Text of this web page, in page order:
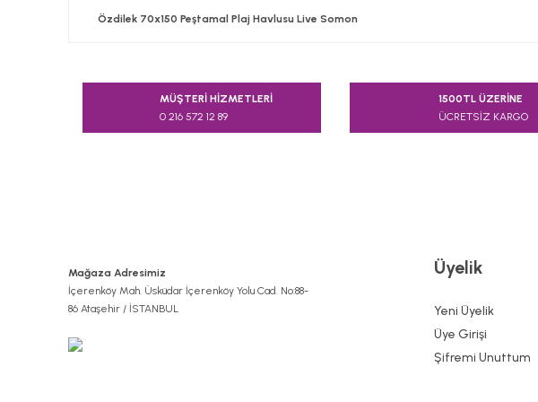
Özdilek 70x150 Peştamal Plaj Havlusu Live Somon
Bu ürünün fiyat bilgisi, resim, ürün açıklamalarında ve diğer konularda
Görüş ve önerileriniz için teşekkür ederiz.
MÜŞTERİ HİZMETLERİ
0 216 572 12 89
1500TL ÜZERİNE
ÜCRETSİZ KARGO
Mağaza Adresimiz
İçerenköy Mah. Üsküdar İçerenköy Yolu Cad. No:88-
86 Ataşehir / İSTANBUL
Üyelik
Yeni Üyelik
Üye Girişi
Şifremi Unuttum